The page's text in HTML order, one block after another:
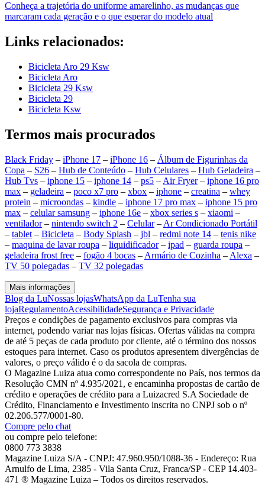
Conheça a trajetória do uniforme amarelinho, as mudanças que
marcaram cada geração e o que esperar do modelo atual
Links relacionados:
Bicicleta Aro 29 Ksw
Bicicleta Aro
Bicicleta 29 Ksw
Bicicleta 29
Bicicleta Ksw
Termos mais procurados
Black Friday – iPhone 17 – iPhone 16 – Álbum de Figurinhas da
Copa – S26 – Hub de Conteúdo – Hub Celulares – Hub Geladeira –
Hub Tvs – iphone 15 – iphone 14 – ps5 – Air Fryer– iphone 16 pro
max – geladeira – poco x7 pro – xbox – iphone – creatina – whey
protein – microondas – kindle – iphone 17 pro max – iphone 15 pro
max – celular samsung – iphone 16e – xbox series s – xiaomi –
ventilador– nintendo switch 2 – Celular– Ar Condicionado Portátil
– tablet – Bicicleta – Body Splash – jbl – redmi note 14 – tenis nike
– maquina de lavar roupa – liquidificador– ipad – guarda roupa –
geladeira frost free – fogão 4 bocas – Armário de Cozinha – Alexa –
TV 50 polegadas – TV 32 polegadas
Mais informações
Blog da LuNossas lojasWhatsApp da LuTenha sua
lojaRegulamentoAcessibilidadeSegurança e Privacidade
Preços e condições de pagamento exclusivos para compras via
internet, podendo variar nas lojas físicas. Ofertas válidas na compra
de até 5 peças de cada produto por cliente, até o término dos nossos
estoques para internet. Caso os produtos apresentem divergências de
valores, o preço válido é o da sacola de compras.
O Magazine Luiza atua como correspondente no País, nos termos da
Resolução CMN nº 4.935/2021, e encaminha propostas de cartão de
crédito e operações de crédito para a Luizacred S.A Sociedade de
Crédito, Financiamento e Investimento inscrita no CNPJ sob o nº
02.206.577/0001-80.
Compre pelo chat
ou compre pelo telefone:
0800 773 3838
Magazine Luiza S/A - CNPJ: 47.960.950/1088-36 - Endereço: Rua
Arnulfo de Lima, 2385 - Vila Santa Cruz, Franca/SP - CEP 14.403-
471 ® Magazine Luiza – Todos os direitos reservados.